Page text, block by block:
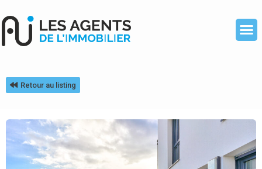
Retour au listing